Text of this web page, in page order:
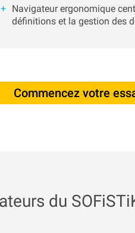
Navigateur ergonomique
définitions et la gestion des
Commencez votre
du